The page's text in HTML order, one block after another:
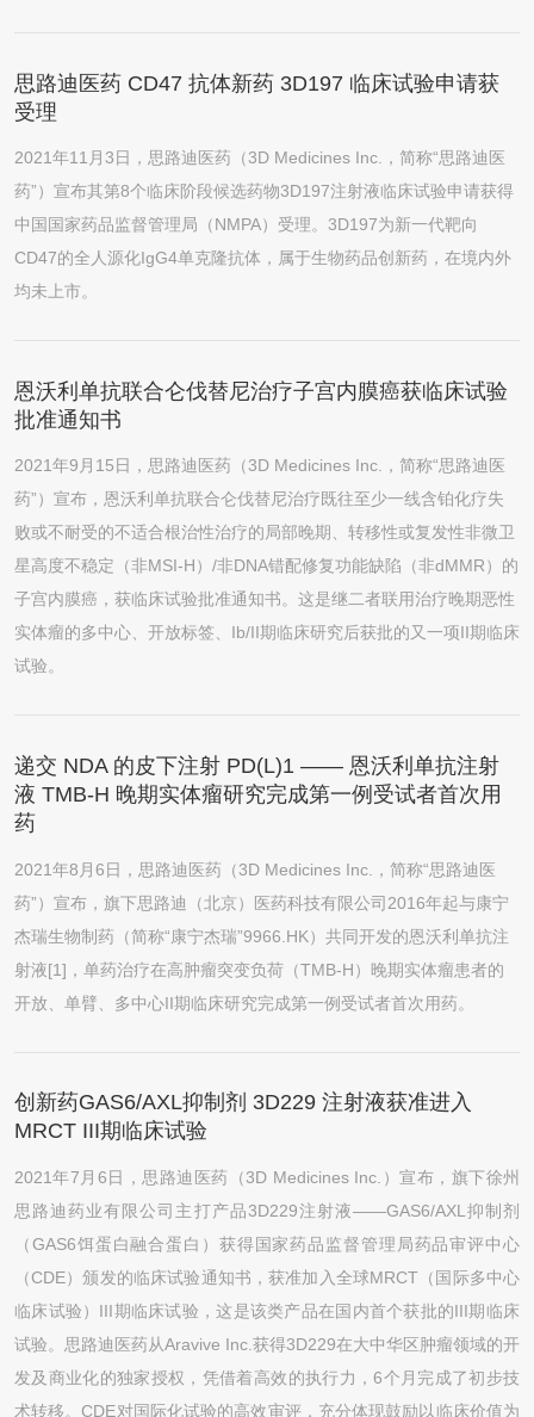
思路迪医药 CD47 抗体新药 3D197 临床试验申请获
受理
2021年11月3日，思路迪医药（3D Medicines Inc.，简称“思路迪医
药”）宣布其第8个临床阶段候选药物3D197注射液临床试验申请获得
中国国家药品监督管理局（NMPA）受理。3D197为新一代靶向
CD47的全人源化IgG4单克隆抗体，属于生物药品创新药，在境内外
均未上市。
恩沃利单抗联合仑伐替尼治疗子宫内膜癌获临床试验
批准通知书
2021年9月15日，思路迪医药（3D Medicines Inc.，简称“思路迪医
药”）宣布，恩沃利单抗联合仑伐替尼治疗既往至少一线含铂化疗失
败或不耐受的不适合根治性治疗的局部晚期、转移性或复发性非微卫
星高度不稳定（非MSI-H）/非DNA错配修复功能缺陷（非dMMR）的
子宫内膜癌，获临床试验批准通知书。这是继二者联用治疗晚期恶性
实体瘤的多中心、开放标签、Ib/II期临床研究后获批的又一项II期临床
试验。
递交 NDA 的皮下注射 PD(L)1 —— 恩沃利单抗注射
液 TMB-H 晚期实体瘤研究完成第一例受试者首次用
药
2021年8月6日，思路迪医药（3D Medicines Inc.，简称“思路迪医
药”）宣布，旗下思路迪（北京）医药科技有限公司2016年起与康宁
杰瑞生物制药（简称“康宁杰瑞”9966.HK）共同开发的恩沃利单抗注
射液[1]，单药治疗在高肿瘤突变负荷（TMB-H）晚期实体瘤患者的
开放、单臂、多中心II期临床研究完成第一例受试者首次用药。
创新药GAS6/AXL抑制剂 3D229 注射液获准进入
MRCT III期临床试验
2021年7月6日，思路迪医药（3D Medicines Inc.）宣布，旗下徐州
思路迪药业有限公司主打产品3D229注射液——GAS6/AXL抑制剂
（GAS6饵蛋白融合蛋白）获得国家药品监督管理局药品审评中心
（CDE）颁发的临床试验通知书，获准加入全球MRCT（国际多中心
临床试验）III期临床试验，这是该类产品在国内首个获批的III期临床
试验。思路迪医药从Aravive Inc.获得3D229在大中华区肿瘤领域的开
发及商业化的独家授权，凭借着高效的执行力，6个月完成了初步技
术转移。CDE对国际化试验的高效审评，充分体现鼓励以临床价值为